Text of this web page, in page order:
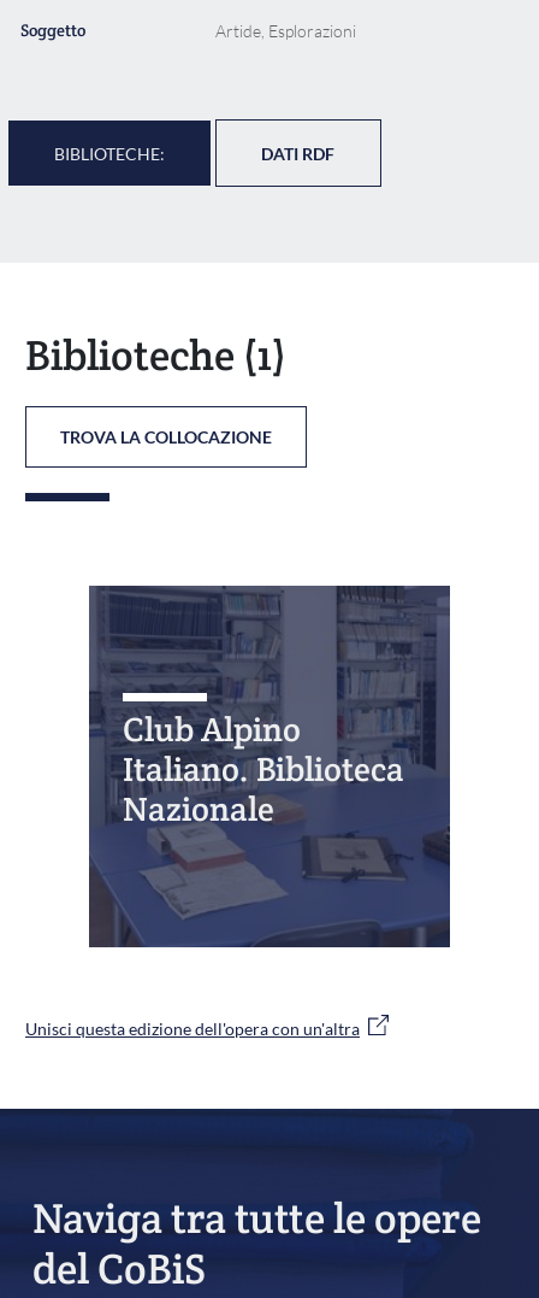
Soggetto Artide, Esplorazioni
BIBLIOTECHE: DATI RDF
Biblioteche (1)
TROVA LA COLLOCAZIONE
Club Alpino
Italiano. Biblioteca
Nazionale
Unisci questa edizione dell'opera con un'altra
Naviga tra tutte le opere
del CoBiS